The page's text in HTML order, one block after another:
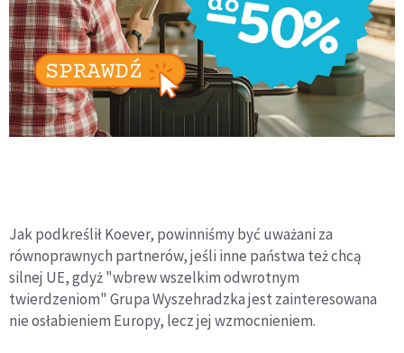
Jak podkreślił Koever, powinniśmy być uważani za
równoprawnych partnerów, jeśli inne państwa też chcą
silnej UE, gdyż "wbrew wszelkim odwrotnym
twierdzeniom" Grupa Wyszehradzka jest zainteresowana
nie osłabieniem Europy, lecz jej wzmocnieniem.